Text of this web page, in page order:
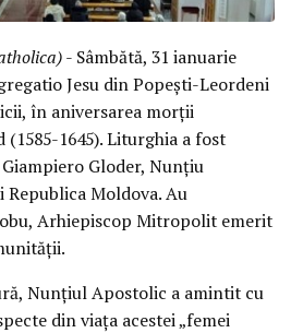
- Sâmbătă, 31 ianuarie
Jesu din Popești-Leordeni
în aniversarea morții
1645). Liturghia a fost
Giampiero Gloder, Nunțiu
Moldova. Au
Arhiepiscop Mitropolit emerit
Nunțiul Apostolic a amintit cu
din viața acestei „femei